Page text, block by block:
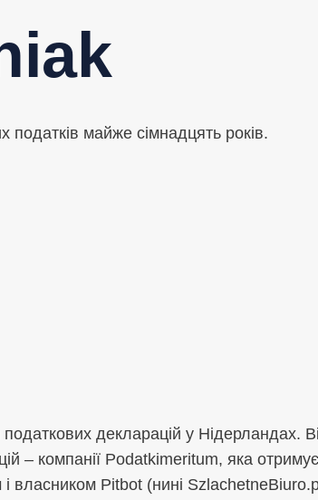
майже сімнадцять років.
декларацій у Нідерландах.
– компанії Podatkimeritum, яка
і власником Pitbot (нині